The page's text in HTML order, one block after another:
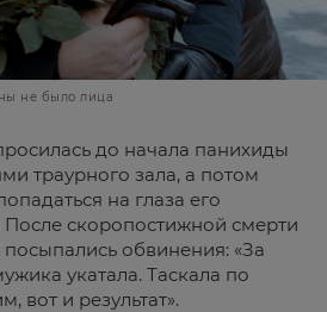
не было лица
до начала панихиды
траурного зала, а потом
на глаза его
После скоропостижной смерти
обвинения: «За
укатала. Таскала по
вот и результат».